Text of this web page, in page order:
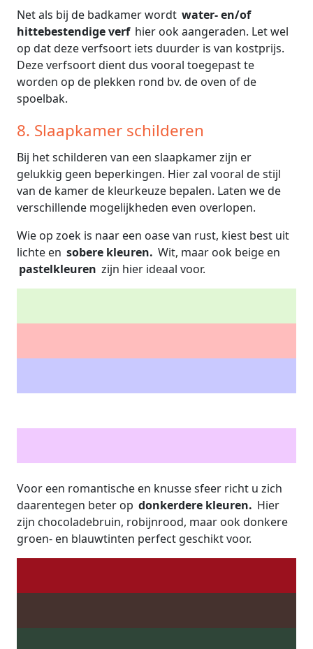
Net als bij de badkamer wordt water- en/of
hittebestendige verf hier ook aangeraden. Let wel
op dat deze verfsoort iets duurder is van kostprijs.
Deze verfsoort dient dus vooral toegepast te
worden op de plekken rond bv. de oven of de
spoelbak.
8. Slaapkamer schilderen
Bij het schilderen van een slaapkamer zijn er
gelukkig geen beperkingen. Hier zal vooral de stijl
van de kamer de kleurkeuze bepalen. Laten we de
verschillende mogelijkheden even overlopen.
Wie op zoek is naar een oase van rust, kiest best uit
lichte en sobere kleuren. Wit, maar ook beige en
pastelkleuren zijn hier ideaal voor.
Voor een romantische en knusse sfeer richt u zich
daarentegen beter op donkerdere kleuren. Hier
zijn chocoladebruin, robijnrood, maar ook donkere
groen- en blauwtinten perfect geschikt voor.